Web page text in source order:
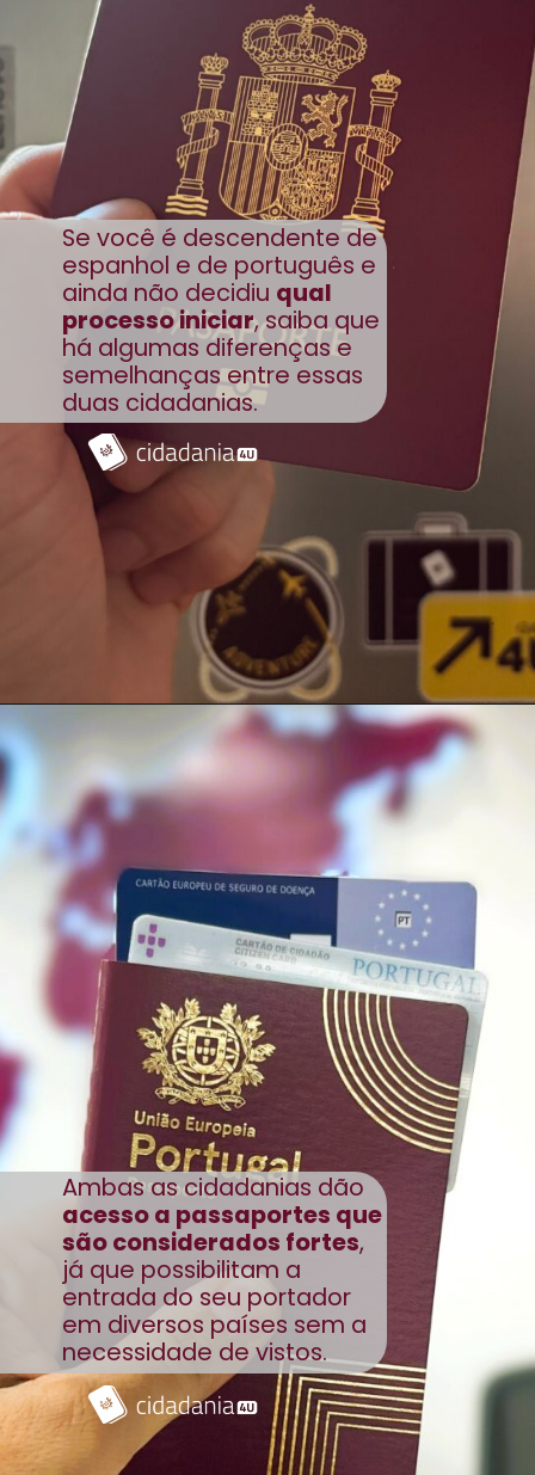
Se você é descendente de
espanhol e de português e
ainda não decidiu qual
processo iniciar, saiba que
há algumas diferenças e
semelhanças entre essas
duas cidadanias.
Ambas as cidadanias dão
acesso a passaportes que
são considerados fortes,
já que possibilitam a
entrada do seu portador
em diversos países sem a
necessidade de vistos.